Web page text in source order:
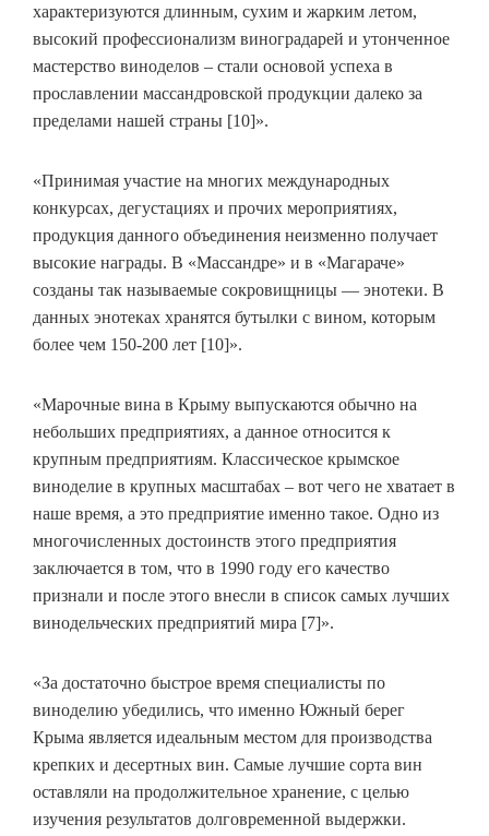
характеризуются длинным, сухим и жарким летом,
высокий профессионализм виноградарей и утонченное
мастерство виноделов – стали основой успеха в
прославлении массандровской продукции далеко за
пределами нашей страны [10]».
«Принимая участие на многих международных
конкурсах, дегустациях и прочих мероприятиях,
продукция данного объединения неизменно получает
высокие награды. В «Массандре» и в «Магараче»
созданы так называемые сокровищницы — энотеки. В
данных энотеках хранятся бутылки с вином, которым
более чем 150-200 лет [10]».
«Марочные вина в Крыму выпускаются обычно на
небольших предприятиях, а данное относится к
крупным предприятиям. Классическое крымское
виноделие в крупных масштабах – вот чего не хватает в
наше время, а это предприятие именно такое. Одно из
многочисленных достоинств этого предприятия
заключается в том, что в 1990 году его качество
признали и после этого внесли в список самых лучших
винодельческих предприятий мира [7]».
«За достаточно быстрое время специалисты по
виноделию убедились, что именно Южный берег
Крыма является идеальным местом для производства
крепких и десертных вин. Самые лучшие сорта вин
оставляли на продолжительное хранение, с целью
изучения результатов долговременной выдержки.